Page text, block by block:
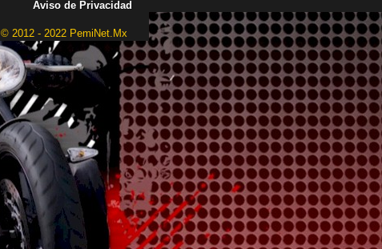
Aviso de Privacidad
© 2012 - 2022 PemiNet.Mx